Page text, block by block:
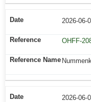
2026-06-
OHFF-
2026-06-